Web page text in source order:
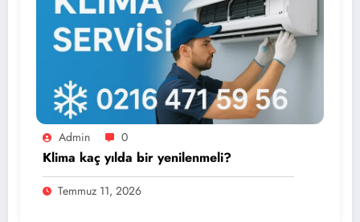
Admin 0
Klima kaç yılda bir yenilenmeli?
Temmuz 11, 2026